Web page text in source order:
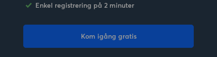
Enkel registrering på 2 minuter
Kom igång gratis